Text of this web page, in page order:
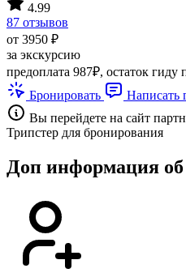
4.99
87 отзывов
от 3950 ₽
за экскурсию
предоплата 987₽, остаток гиду
Бронировать
Написать
Вы перейдете на сайт
Трипстер для бронирования
Доп информация об